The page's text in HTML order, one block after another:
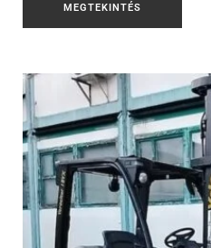
MEGTEKINTÉS